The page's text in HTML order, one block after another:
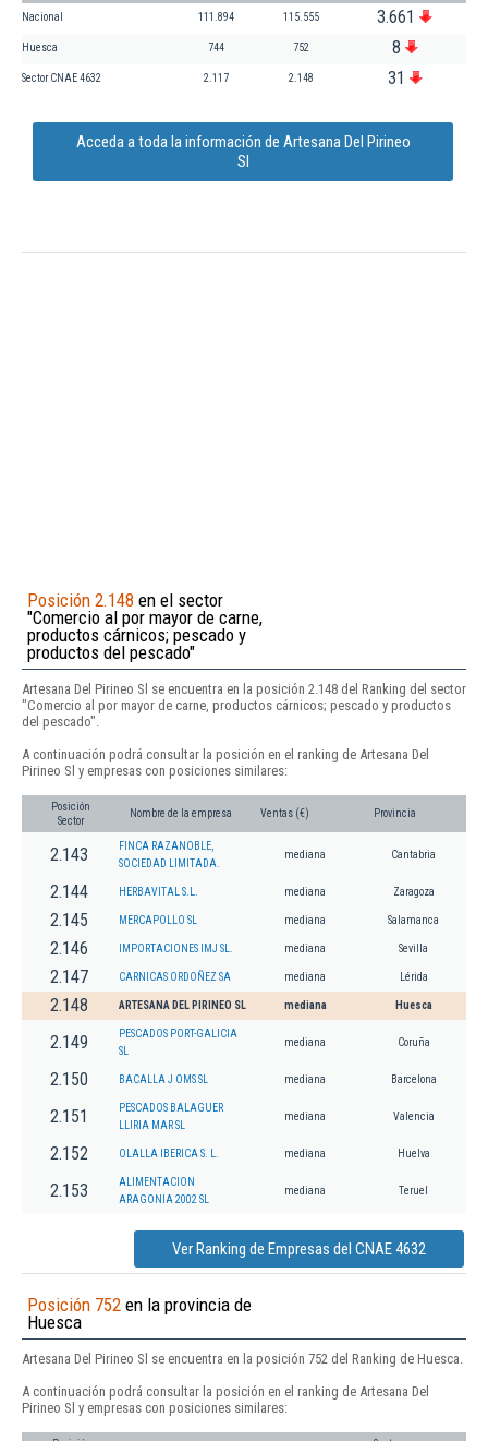
Nacional 111.894 115.555 3.661
Huesca 744 752 8
Sector CNAE 4632 2.117 2.148 31
Acceda a toda la información de Artesana Del Pirineo
Sl
Posición 2.148 en el sector
"Comercio al por mayor de carne,
productos cárnicos; pescado y
productos del pescado"
Artesana Del Pirineo Sl se encuentra en la posición 2.148 del Ranking del sector
"Comercio al por mayor de carne, productos cárnicos; pescado y productos
del pescado".
A continuación podrá consultar la posición en el ranking de Artesana Del
Pirineo Sl y empresas con posiciones similares:
Posición
Sector
Nombre de la empresa Ventas (€) Provincia
2.143
FINCA RAZANOBLE,
SOCIEDAD LIMITADA.
mediana Cantabria
2.144 HERBAVITAL S.L. mediana Zaragoza
2.145 MERCAPOLLO SL mediana Salamanca
2.146 IMPORTACIONES IMJ SL. mediana Sevilla
2.147 CARNICAS ORDOÑEZ SA mediana Lérida
2.148 ARTESANA DEL PIRINEO SL mediana Huesca
2.149
PESCADOS PORT-GALICIA
SL
mediana Coruña
2.150 BACALLA J OMS SL mediana Barcelona
2.151
PESCADOS BALAGUER
LLIRIA MAR SL
mediana Valencia
2.152 OLALLA IBERICA S. L. mediana Huelva
2.153
ALIMENTACION
ARAGONIA 2002 SL
mediana Teruel
Ver Ranking de Empresas del CNAE 4632
Posición 752 en la provincia de
Huesca
Artesana Del Pirineo Sl se encuentra en la posición 752 del Ranking de Huesca.
A continuación podrá consultar la posición en el ranking de Artesana Del
Pirineo Sl y empresas con posiciones similares: